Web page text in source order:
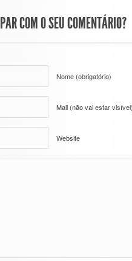
COM O SEU COMENTÁRIO?
Nome (obrigatório)
Mail (não vai estar
Website